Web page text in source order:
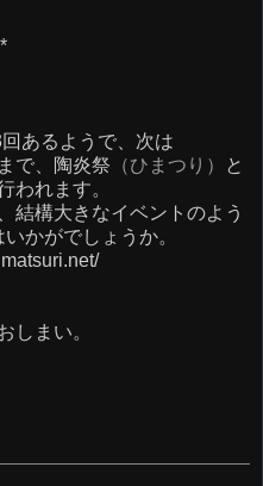
あるようで、次は
で、陶炎祭 （ひまつり）
と
われます。
結構大きなイベントのよう
かがでしょうか。
しまい。